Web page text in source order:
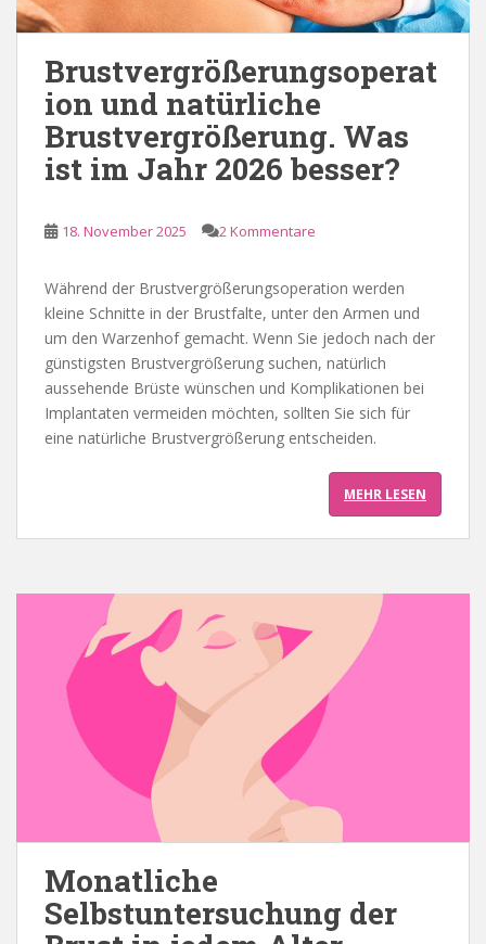
Brustvergrößerungsoperat
ion und natürliche
Brustvergrößerung. Was
ist im Jahr 2026 besser?
18. November 2025 2 Kommentare
Während der Brustvergrößerungsoperation werden
kleine Schnitte in der Brustfalte, unter den Armen und
um den Warzenhof gemacht. Wenn Sie jedoch nach der
günstigsten Brustvergrößerung suchen, natürlich
aussehende Brüste wünschen und Komplikationen bei
Implantaten vermeiden möchten, sollten Sie sich für
eine natürliche Brustvergrößerung entscheiden.
MEHR LESEN
Monatliche
Selbstuntersuchung der